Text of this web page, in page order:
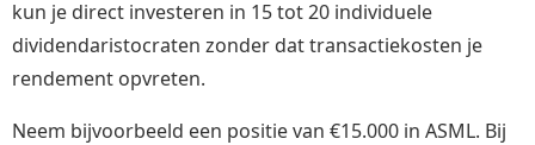
kun je direct investeren in 15 tot 20 individuele
dividendaristocraten zonder dat transactiekosten je
rendement opvreten.
Neem bijvoorbeeld een positie van €15.000 in ASML. Bij